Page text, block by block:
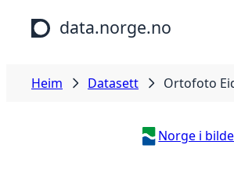
Hopp til hovudinnhald
data.norge.no
Heim Datasett Ortofoto
Norge i